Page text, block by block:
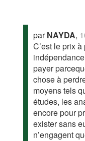
parNAYDA,
C’est le prix
payer
chose à
moyens tels
études, les
encore pour
exister sans
n’engagent